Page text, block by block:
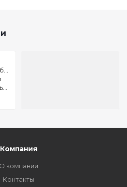
Компания
О компании
Контакты